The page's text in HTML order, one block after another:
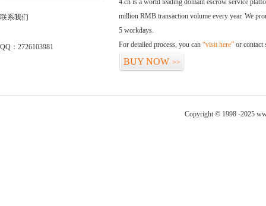
联系我们
QQ：2726103981
4.cn is a world leading domain escrow service
million RMB transaction volume every year. We
5 workdays.
For detailed process, you can “visit here” or contact
BUY NOW >>
Copyright © 1998 -2025